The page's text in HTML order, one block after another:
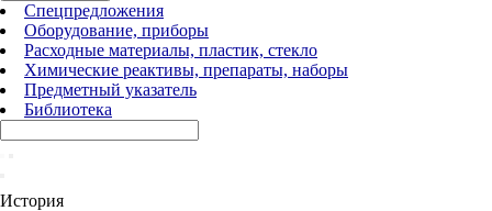
Спецпредложения
Оборудование, приборы
Расходные материалы, пластик, стекло
Химические реактивы, препараты, наборы
Предметный указатель
Библиотека
История